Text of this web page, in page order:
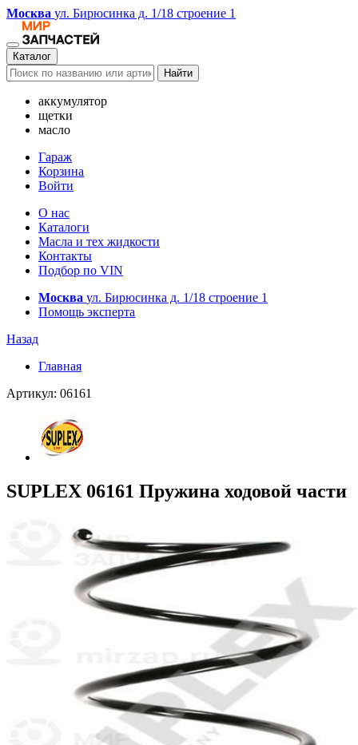
Москва ул. Бирюсинка д. 1/18 строение 1
Каталог
Найти
аккумулятор
щетки
масло
Гараж
Корзина
Войти
О нас
Каталоги
Масла и тех жидкости
Контакты
Подбор по VIN
Москва ул. Бирюсинка д. 1/18 строение 1
Помощь эксперта
Назад
Главная
Артикул: 06161
SUPLEX 06161 Пружина ходовой части